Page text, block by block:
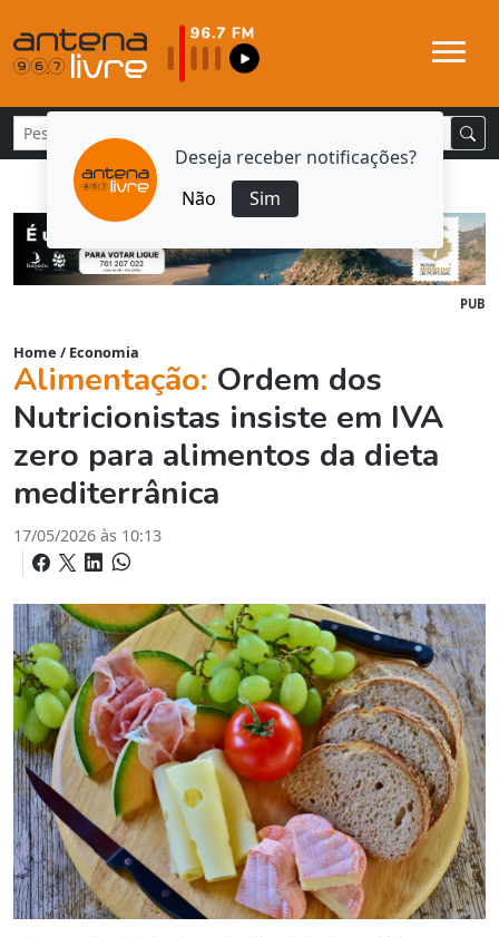
Deseja receber notificações?
Não
Sim
PUB
Home / Economia
Alimentação: Ordem dos
Nutricionistas insiste em IVA
zero para alimentos da dieta
mediterrânica
17/05/2026 às 10:13